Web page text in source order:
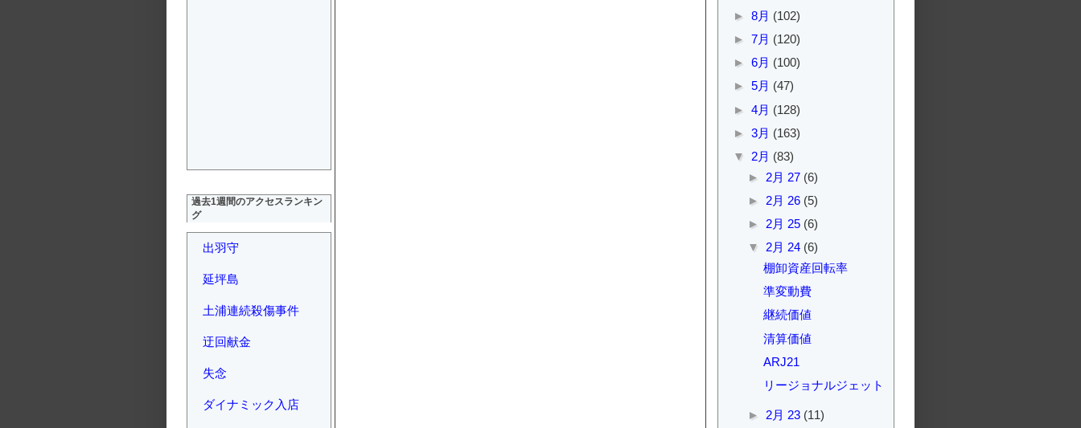
過去1週間のアクセスランキン
グ
出羽守
延坪島
土浦連続殺傷事件
迂回献金
失念
ダイナミック入店
► 8月 (102)
► 7月 (120)
► 6月 (100)
► 5月 (47)
► 4月 (128)
► 3月 (163)
▼ 2月 (83)
► 2月 27 (6)
► 2月 26 (5)
► 2月 25 (6)
▼ 2月 24 (6)
棚卸資産回転率
準変動費
継続価値
清算価値
ARJ21
リージョナルジェット
► 2月 23 (11)